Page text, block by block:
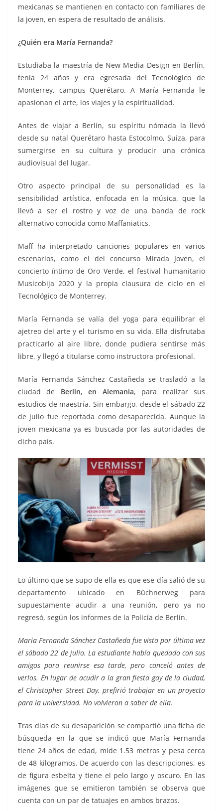
mexicanas se mantienen en contacto con familiares de
la joven, en espera de resultado de análisis.
¿Quién era María Fernanda?
Estudiaba la maestría de New Media Design en Berlín,
tenía 24 años y era egresada del Tecnológico de
Monterrey, campus Querétaro. A María Fernanda le
apasionan el arte, los viajes y la espiritualidad.
Antes de viajar a Berlín, su espíritu nómada la llevó
desde su natal Querétaro hasta Estocolmo, Suiza, para
sumergirse en su cultura y producir una crónica
audiovisual del lugar.
Otro aspecto principal de su personalidad es la
sensibilidad artística, enfocada en la música, que la
llevó a ser el rostro y voz de una banda de rock
alternativo conocida como Maffaniatics.
Maff ha interpretado canciones populares en varios
escenarios, como el del concurso Mirada Joven, el
concierto íntimo de Oro Verde, el festival humanitario
Musicobija 2020 y la propia clausura de ciclo en el
Tecnológico de Monterrey.
María Fernanda se valía del yoga para equilibrar el
ajetreo del arte y el turismo en su vida. Ella disfrutaba
practicarlo al aire libre, donde pudiera sentirse más
libre, y llegó a titularse como instructora profesional.
María Fernanda Sánchez Castañeda se trasladó a la
ciudad de Berlín, en Alemania, para realizar sus
estudios de maestría. Sin embargo, desde el sábado 22
de julio fue reportada como desaparecida. Aunque la
joven mexicana ya es buscada por las autoridades de
dicho país.
Lo último que se supo de ella es que ese día salió de su
departamento ubicado en Büchnerweg para
supuestamente acudir a una reunión, pero ya no
regresó, según los informes de la Policía de Berlín.
María Fernanda Sánchez Castañeda fue vista por última vez
el sábado 22 de julio. La estudiante había quedado con sus
amigos para reunirse esa tarde, pero canceló antes de
verlos. En lugar de acudir a la gran fiesta gay de la ciudad,
el Christopher Street Day, prefirió trabajar en un proyecto
para la universidad. No volvieron a saber de ella.
Tras días de su desaparición se compartió una ficha de
búsqueda en la que se indicó que María Fernanda
tiene 24 años de edad, mide 1.53 metros y pesa cerca
de 48 kilogramos. De acuerdo con las descripciones, es
de figura esbelta y tiene el pelo largo y oscuro. En las
imágenes que se emitieron también se observa que
cuenta con un par de tatuajes en ambos brazos.